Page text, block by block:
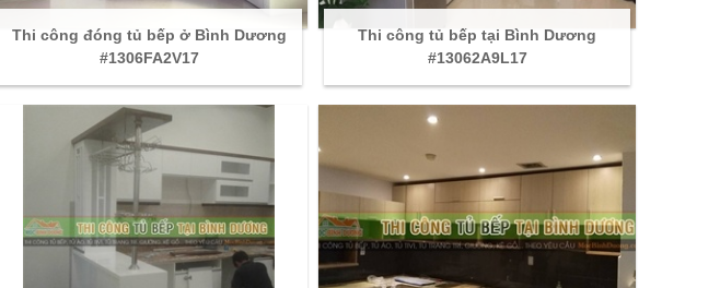
Thi công đóng tủ bếp ở Bình Dương
#1306FA2V17
Thi công tủ bếp tại Bình Dương
#13062A9L17